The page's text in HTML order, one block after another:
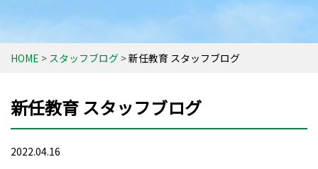
HOME スタッフブログ 新任教育 スタッフブログ
新任教育 スタッフブログ
2022.04.16